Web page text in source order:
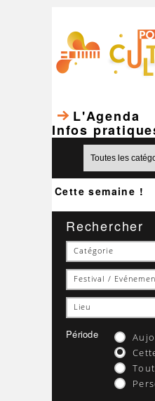
L'Agenda
Infos
Cette semaine !
Rechercher
Période
Tout